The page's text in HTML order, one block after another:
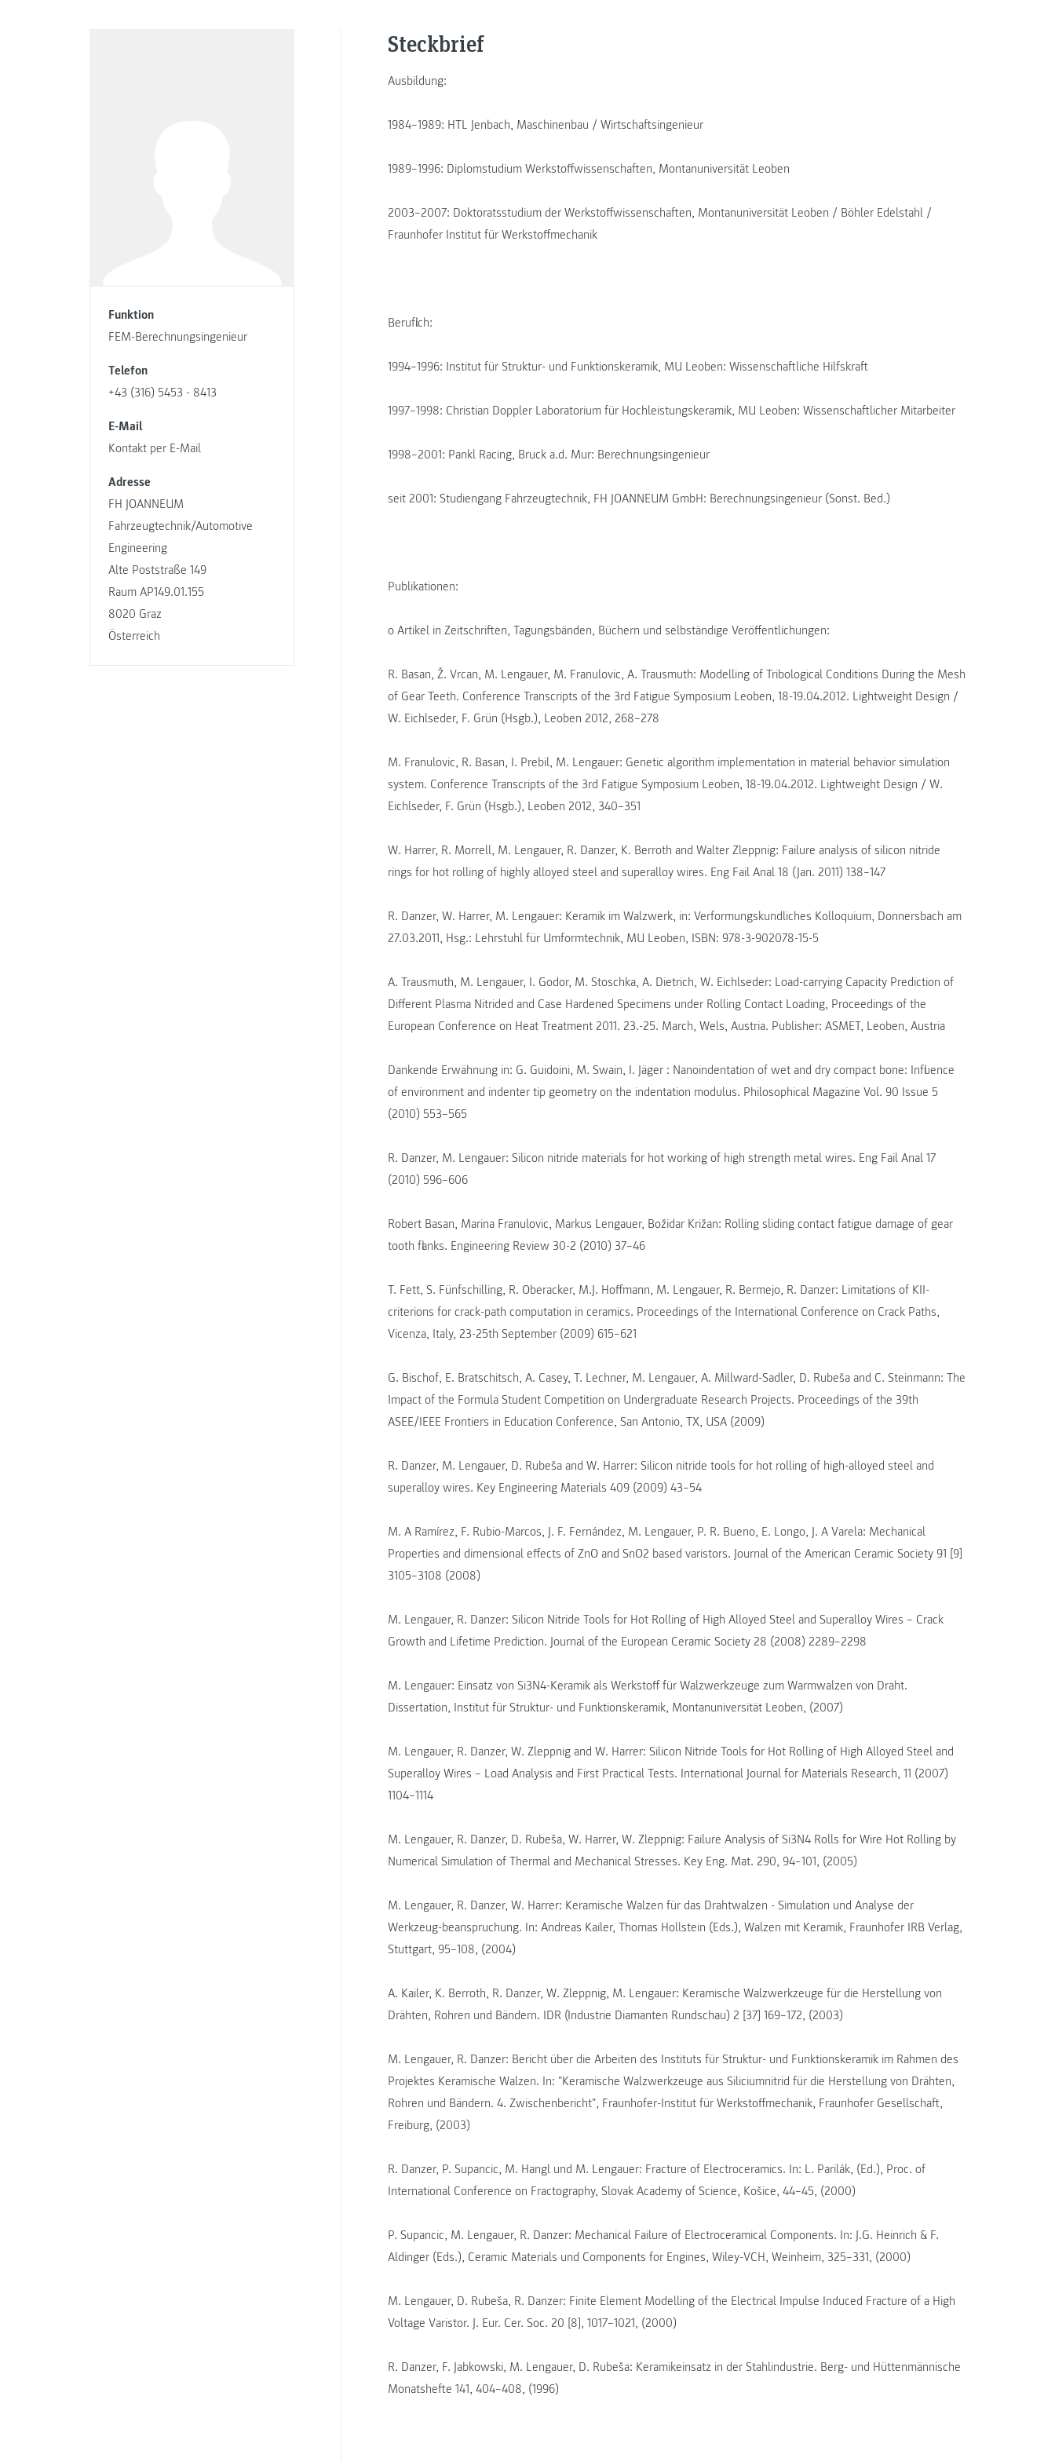
Funktion
FEM-Berechnungsingenieur
Telefon
+43 (316) 5453 - 8413
E-Mail
Kontakt per E-Mail
Adresse
FH JOANNEUM
Fahrzeugtechnik/Automotive
Engineering
Alte Poststraße 149
Raum AP149.01.155
8020 Graz
Österreich
Steckbrief
Ausbildung:
1984–1989: HTL Jenbach, Maschinenbau / Wirtschaftsingenieur
1989–1996: Diplomstudium Werkstoffwissenschaften, Montanuniversität Leoben
2003–2007: Doktoratsstudium der Werkstoffwissenschaften, Montanuniversität Leoben / Böhler Edelstahl /
Fraunhofer Institut für Werkstoffmechanik
Beruflich:
1994–1996: Institut für Struktur- und Funktionskeramik, MU Leoben: Wissenschaftliche Hilfskraft
1997–1998: Christian Doppler Laboratorium für Hochleistungskeramik, MU Leoben: Wissenschaftlicher Mitarbeiter
1998–2001: Pankl Racing, Bruck a.d. Mur: Berechnungsingenieur
seit 2001: Studiengang Fahrzeugtechnik, FH JOANNEUM GmbH: Berechnungsingenieur (Sonst. Bed.)
Publikationen:
o Artikel in Zeitschriften, Tagungsbänden, Büchern und selbständige Veröffentlichungen:
R. Basan, Ž. Vrcan, M. Lengauer, M. Franulovic, A. Trausmuth: Modelling of Tribological Conditions During the Mesh
of Gear Teeth. Conference Transcripts of the 3rd Fatigue Symposium Leoben, 18-19.04.2012. Lightweight Design /
W. Eichlseder, F. Grün (Hsgb.), Leoben 2012, 268–278
M. Franulovic, R. Basan, I. Prebil, M. Lengauer: Genetic algorithm implementation in material behavior simulation
system. Conference Transcripts of the 3rd Fatigue Symposium Leoben, 18-19.04.2012. Lightweight Design / W.
Eichlseder, F. Grün (Hsgb.), Leoben 2012, 340–351
W. Harrer, R. Morrell, M. Lengauer, R. Danzer, K. Berroth and Walter Zleppnig: Failure analysis of silicon nitride
rings for hot rolling of highly alloyed steel and superalloy wires. Eng Fail Anal 18 (Jan. 2011) 138–147
R. Danzer, W. Harrer, M. Lengauer: Keramik im Walzwerk, in: Verformungskundliches Kolloquium, Donnersbach am
27.03.2011, Hsg.: Lehrstuhl für Umformtechnik, MU Leoben, ISBN: 978-3-902078-15-5
A. Trausmuth, M. Lengauer, I. Godor, M. Stoschka, A. Dietrich, W. Eichlseder: Load-carrying Capacity Prediction of
Different Plasma Nitrided and Case Hardened Specimens under Rolling Contact Loading, Proceedings of the
European Conference on Heat Treatment 2011. 23.-25. March, Wels, Austria. Publisher: ASMET, Leoben, Austria
Dankende Erwähnung in: G. Guidoini, M. Swain, I. Jäger : Nanoindentation of wet and dry compact bone: Influence
of environment and indenter tip geometry on the indentation modulus. Philosophical Magazine Vol. 90 Issue 5
(2010) 553–565
R. Danzer, M. Lengauer: Silicon nitride materials for hot working of high strength metal wires. Eng Fail Anal 17
(2010) 596–606
Robert Basan, Marina Franulovic, Markus Lengauer, Božidar Križan: Rolling sliding contact fatigue damage of gear
tooth flanks. Engineering Review 30-2 (2010) 37–46
T. Fett, S. Fünfschilling, R. Oberacker, M.J. Hoffmann, M. Lengauer, R. Bermejo, R. Danzer: Limitations of KII-
criterions for crack-path computation in ceramics. Proceedings of the International Conference on Crack Paths,
Vicenza, Italy, 23-25th September (2009) 615–621
G. Bischof, E. Bratschitsch, A. Casey, T. Lechner, M. Lengauer, A. Millward-Sadler, D. Rubeša and C. Steinmann: The
Impact of the Formula Student Competition on Undergraduate Research Projects. Proceedings of the 39th
ASEE/IEEE Frontiers in Education Conference, San Antonio, TX, USA (2009)
R. Danzer, M. Lengauer, D. Rubeša and W. Harrer: Silicon nitride tools for hot rolling of high-alloyed steel and
superalloy wires. Key Engineering Materials 409 (2009) 43–54
M. A Ramírez, F. Rubio-Marcos, J. F. Fernández, M. Lengauer, P. R. Bueno, E. Longo, J. A Varela: Mechanical
Properties and dimensional effects of ZnO and SnO2 based varistors. Journal of the American Ceramic Society 91 [9]
3105–3108 (2008)
M. Lengauer, R. Danzer: Silicon Nitride Tools for Hot Rolling of High Alloy­ed Steel and Superalloy Wires – Crack
Growth and Lifetime Prediction. Journal of the European Ceramic Society 28 (2008) 2289–2298
M. Lengauer: Einsatz von Si3N4-Keramik als Werkstoff für Walzwerkzeuge zum Warmwalzen von Draht.
Dissertation, Institut für Struktur- und Funktionskeramik, Montanuniversität Leoben, (2007)
M. Lengauer, R. Danzer, W. Zleppnig and W. Harrer: Silicon Nitride Tools for Hot Rolling of High Alloy­ed Steel and
Superalloy Wires – Load Analysis and First Practical Tests. International Journal for Materials Research, 11 (2007)
1104–1114
M. Lengauer, R. Danzer, D. Rubeša, W. Harrer, W. Zleppnig: Failure Analysis of Si3N4 Rolls for Wire Hot Rolling by
Numerical Simulation of Thermal and Mechanical Stresses. Key Eng. Mat. 290, 94–101, (2005)
M. Lengauer, R. Danzer, W. Harrer: Keramische Walzen für das Drahtwalzen - Simulation und Analyse der
Werkzeug-beanspruchung. In: Andreas Kailer, Thomas Hollstein (Eds.), Walzen mit Keramik, Fraunhofer IRB Verlag,
Stuttgart, 95–108, (2004)
A. Kailer, K. Berroth, R. Danzer, W. Zleppnig, M. Lengauer: Keramische Walzwerk­zeu­­ge für die Her­stell­ung von
Drähten, Rohren und Bändern. IDR (Industrie Diamanten Rundschau) 2 [37] 169–172, (2003)
M. Lengauer, R. Danzer: Bericht über die Arbeiten des Instituts für Struktur- und Funktions­keramik im Rah­men des
Projektes Keramische Walzen. In: "Keramische Walzwerkzeuge aus Siliciumnitrid für die Her­stellung von Drähten,
Rohren und Bändern. 4. Zwischenbericht", Fraunhofer-Institut für Werkstoff­mechanik, Fraunhofer Gesellschaft,
Freiburg, (2003)
R. Danzer, P. Supancic, M. Hangl und M. Lengauer: Fracture of Electroceramics. In: L. Parilák, (Ed.), Proc. of
International Conference on Fractography, Slovak Academy of Science, Košice, 44–45, (2000)
P. Supancic, M. Lengauer, R. Danzer: Mechanical Failure of Electroceramical Components. In: J.G. Hein­rich & F.
Aldinger (Eds.), Ceramic Materials und Components for Engines, Wiley-VCH, Weinheim, 325–331, (2000)
M. Lengauer, D. Rubeša, R. Danzer: Finite Element Modelling of the Electrical Impulse Induced Fracture of a High
Voltage Varistor. J. Eur. Cer. Soc. 20 [8], 1017–1021, (2000)
R. Danzer, F. Jabkowski, M. Lengauer, D. Rubeša: Keramikeinsatz in der Stahlindustrie. Berg- und Hütten­männische
Monatshefte 141, 404–408, (1996)